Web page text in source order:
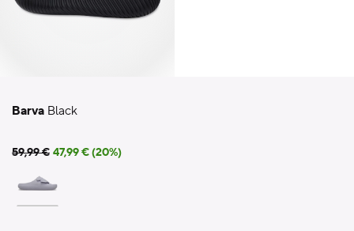
Barva Black
59,99 € 47,99 € (20%)